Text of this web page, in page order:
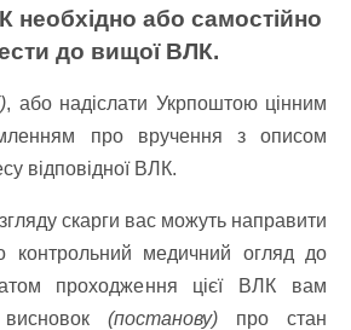
необхідно або самостійно
дo вищої ВЛК.
, або надіслати Укрпоштою цінним
про вручення з описом
відповідної ВЛК.
скарги вас можуть направити
контрольний медичний огляд до
проходження цієї ВЛК вам
(постанову) про стан